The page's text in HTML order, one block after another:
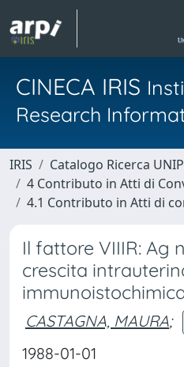
CINECA IRIS
Research
IRIS
Catalogo Ricerca
4 Contributo in Atti di
4.1 Contributo in Atti di
Il fattore VIIIR: Ag
crescita
CASTAGNA, MAURA;
1988-01-01